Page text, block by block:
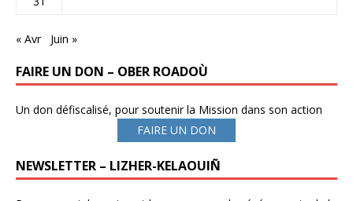
« Avr Juin »
FAIRE UN DON – OBER ROADOÙ
Un don défiscalisé, pour soutenir la Mission dans son action
FAIRE UN DON
NEWSLETTER – LIZHER-KELAOUIÑ